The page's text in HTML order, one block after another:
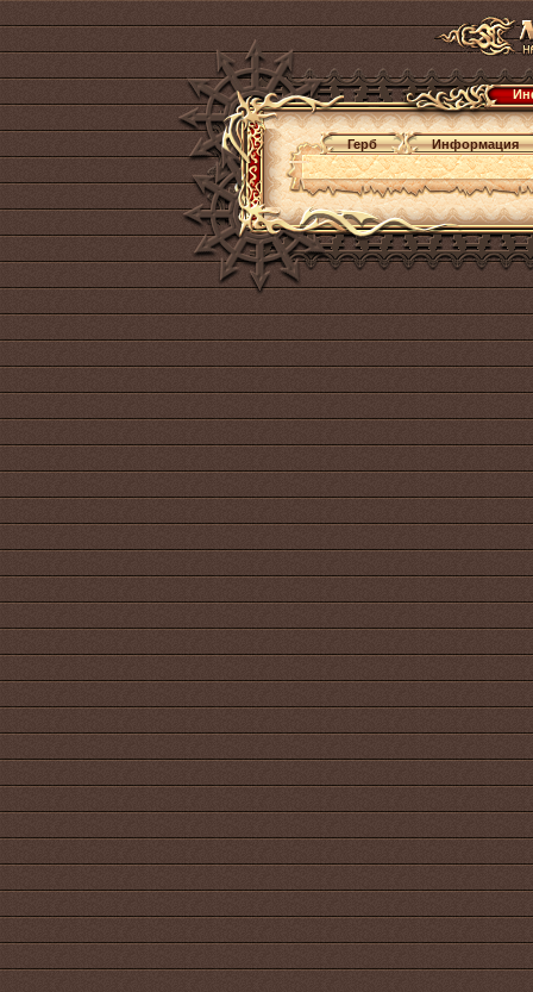
Герб Информация